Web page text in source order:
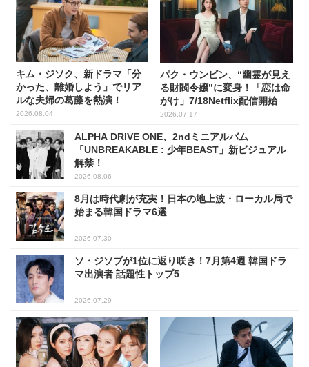
キム・ジソク、新ドラマ「分
かった、離婚しよう」でリア
ルな夫婦の葛藤を熱演！
2026.08.04
パク・ウンビン、“幽霊が見え
る財閥令嬢”に変身！「恋は命
がけ」7/18Netflix配信開始
2026.07.17
ALPHA DRIVE ONE、2ndミニアルバム
「UNBREAKABLE : 少年BEAST」新ビジュアル
解禁！
2026.08.06
8月は時代劇が充実！日本の地上波・ローカル局で
始まる韓国ドラマ6選
2026.07.30
ソ・ジソブが1位に返り咲き！7月第4週 韓国ドラ
マ出演者 話題性トップ5
2026.07.29